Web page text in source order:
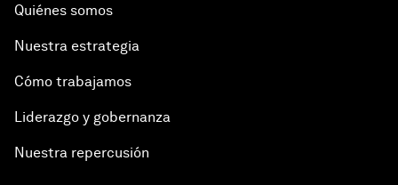
Quiénes somos
Nuestra estrategia
Cómo trabajamos
Liderazgo y gobernanza
Nuestra repercusión